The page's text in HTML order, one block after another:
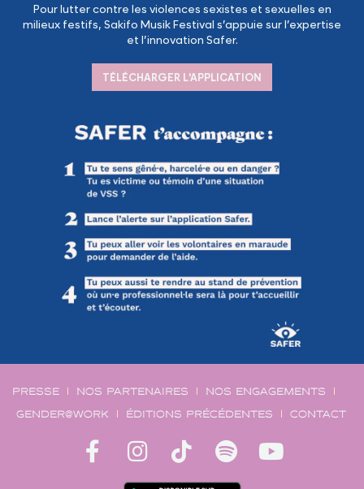
Pour lutter contre les violences sexistes et sexuelles en
milieux festifs, Sakifo Musik Festival s’appuie sur l’expertise
et l’innovation Safer.
TÉLÉCHARGER L'APPLICATION
PRESSE NOS PARTENAIRES
NOS ENGAGEMENTS
GENDER@WORK
ÉDITIONS PRÉCÉDENTES CONTACT